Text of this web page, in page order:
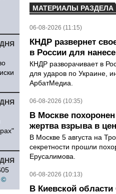
©
МАТЕРИАЛЫ РАЗДЕЛА
06-08-2026 (11:15)
КНДР развернет
в России для
КНДР разворачивает в
для ударов по Украине,
АрбатМедиа.
06-08-2026 (10:35)
В Москве
жертва взрыва в
В Москве 5 августа на
секретности прошли
Ерусалимова.
06-08-2026 (10:13)
В Киевской